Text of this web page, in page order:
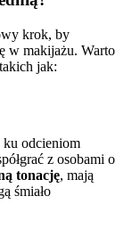
krok, by
w makijażu. Warto
jak:
ku odcieniom
z osobami o
tonację, mają
śmiało